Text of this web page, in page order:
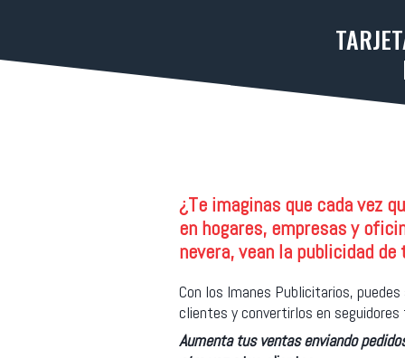
¿Te imaginas que cada vez
en hogares, empresas y
nevera, vean la publicidad de
Con los Imanes Publicitarios,
clientes y convertirlos en
Aumenta tus ventas enviando